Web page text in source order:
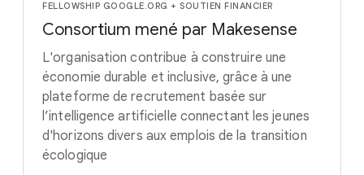
FELLOWSHIP GOOGLE.ORG + SOUTIEN FINANCIER
Consortium mené par Makesense
L'organisation contribue à construire une
économie durable et inclusive, grâce à une
plateforme de recrutement basée sur
l’intelligence artificielle connectant les jeunes
d'horizons divers aux emplois de la transition
écologique